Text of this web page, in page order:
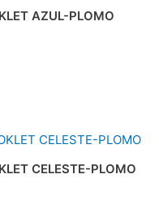
AZUL-PLOMO
CELESTE-PLOMO